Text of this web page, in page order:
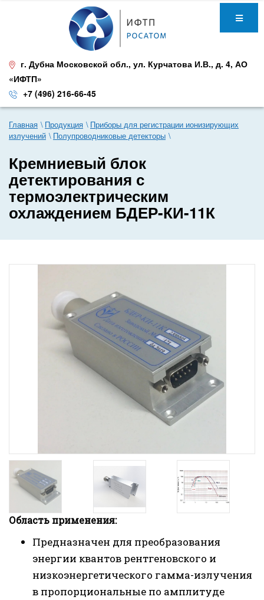
г. Дубна Московской обл., ул. Курчатова И.В., д. 4, АО
«ИФТП»
+7 (496) 216-66-45
Главная Продукция
Приборы для регистрации ионизирующих
излучений
Полупроводниковые детекторы
Кремниевый блок
детектирования с
термоэлектрическим
охлаждением БДЕР-КИ-11К
Область применения:
Предназначен для преобразования
энергии квантов рентгеновского и
низкоэнергетического гамма-излучения
в пропорциональные по амплитуде